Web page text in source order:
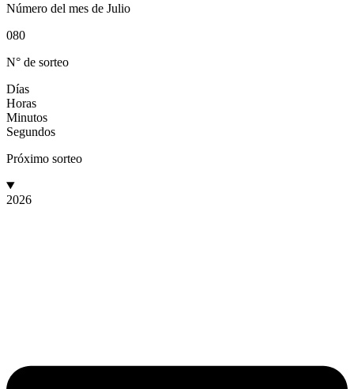
Número del mes de Julio
080
N° de sorteo
Días
Horas
Minutos
Segundos
Próximo sorteo
2026